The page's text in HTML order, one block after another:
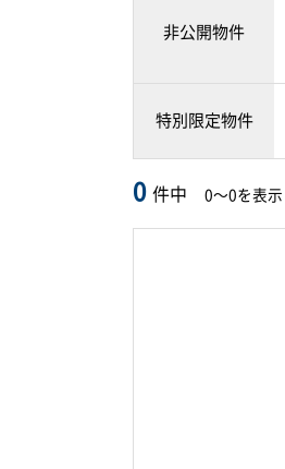
非公開物件
特別限定物件
0 件中 0～0を表示